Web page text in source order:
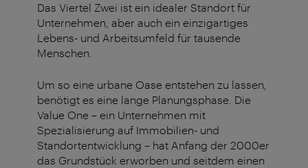
Das Viertel Zwei ist ein idealer Standort für
Unternehmen, aber auch ein einzigartiges
Lebens- und Arbeitsumfeld für tausende
Menschen.
Um so eine urbane Oase entstehen zu lassen,
benötigt es eine lange Planungsphase. Die
Value One – ein Unternehmen mit
Spezialisierung auf Immobilien- und
Standortentwicklung – hat Anfang der 2000er
das Grundstück erworben und seitdem einen